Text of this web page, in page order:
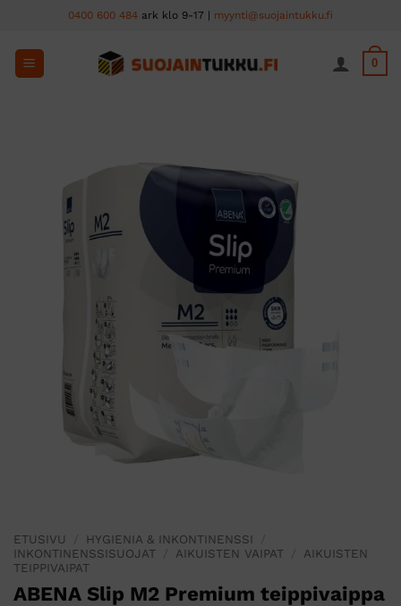
content
0400 600 484 ark klo 9-17 | myynti@suojaintukku.fi
0
ETUSIVU HYGIENIA & INKONTINENSSI
INKONTINENSSISUOJAT
AIKUISTEN VAIPAT
AIKUISTEN
TEIPPIVAIPAT
ABENA Slip M2 Premium teippivaippa